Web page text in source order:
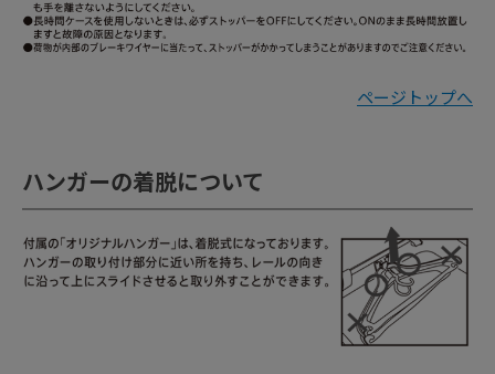
ページトップへ
ハンガーの着脱について